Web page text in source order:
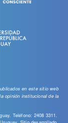
en este sitio web
opinión institucional de la
Teléfono: 2408 3311.